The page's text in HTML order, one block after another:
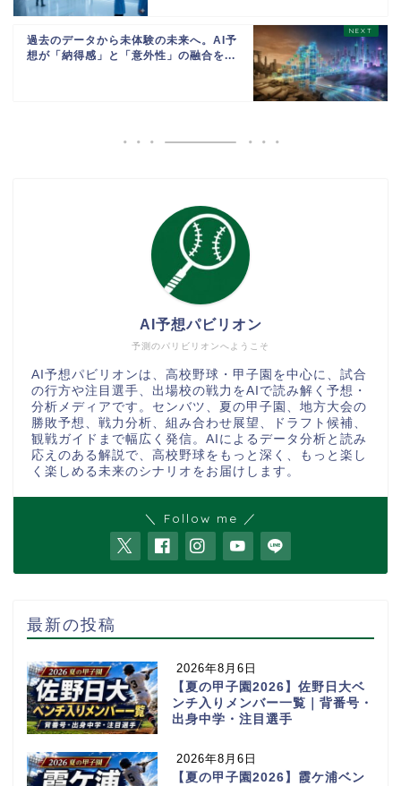
過去のデータから未体験の未来へ。AI予
想が「納得感」と「意外性」の融合を...
予測のパリビリオンへようこそ
AI予想パビリオン
AI予想パビリオンは、高校野球・甲子園を中心に、試合
の行方や注目選手、出場校の戦力をAIで読み解く予想・
分析メディアです。センバツ、夏の甲子園、地方大会の
勝敗予想、戦力分析、組み合わせ展望、ドラフト候補、
観戦ガイドまで幅広く発信。AIによるデータ分析と読み
応えのある解説で、高校野球をもっと深く、もっと楽し
く楽しめる未来のシナリオをお届けします。
＼ Follow me ／
最新の投稿
2026年8月6日
【夏の甲子園2026】佐野日大ベ
ンチ入りメンバー一覧｜背番号・
出身中学・注目選手
2026年8月6日
【夏の甲子園2026】霞ケ浦ベン